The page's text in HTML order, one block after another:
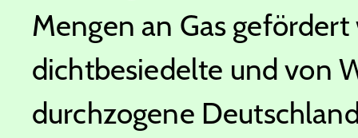
Mengen an Gas
dichtbesiedelte und von
durchzogene